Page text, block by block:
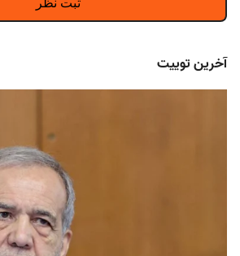
آخرین توییت